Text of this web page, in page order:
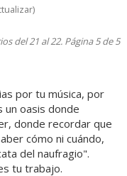
)
del 21 al 22. Página 5 de 5
por tu música, por
un oasis donde
donde recordar que
cómo ni cuándo,
del naufragio".
tu trabajo.